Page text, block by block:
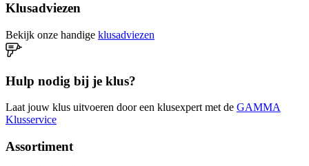
Klusadviezen
Bekijk onze handige klusadviezen
Hulp nodig bij je klus?
Laat jouw klus uitvoeren door een klusexpert met de GAMMA
Klusservice
Assortiment